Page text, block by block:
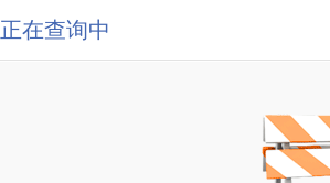
正在查询中